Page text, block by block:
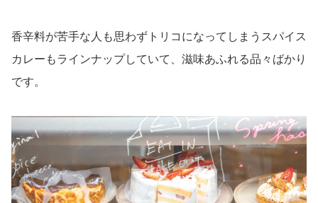
香辛料が苦手な人も思わずトリコになってしまうスパイス
カレーもラインナップしていて、滋味あふれる品々ばかり
です。